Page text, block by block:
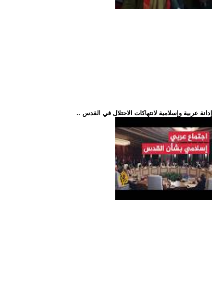
.. إدانة عربية وإسلامية لانتهاكات الاحتلال في القدس